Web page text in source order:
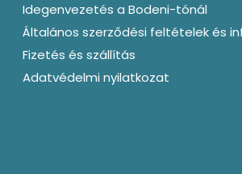
Idegenvezetés a Bodeni-tónál
Általános szerződési feltételek és
Fizetés és szállítás
Adatvédelmi nyilatkozat